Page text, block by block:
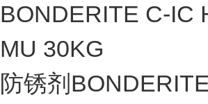
BONDERITE C-IC
MU 30KG
防锈剂